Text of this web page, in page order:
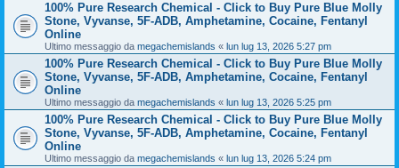
100% Pure Research Chemical - Click to Buy Pure Blue Molly
Stone, Vyvanse, 5F-ADB, Amphetamine, Cocaine, Fentanyl
Online
Ultimo messaggio da megachemislands « lun lug 13, 2026 5:27 pm
100% Pure Research Chemical - Click to Buy Pure Blue Molly
Stone, Vyvanse, 5F-ADB, Amphetamine, Cocaine, Fentanyl
Online
Ultimo messaggio da megachemislands « lun lug 13, 2026 5:25 pm
100% Pure Research Chemical - Click to Buy Pure Blue Molly
Stone, Vyvanse, 5F-ADB, Amphetamine, Cocaine, Fentanyl
Online
Ultimo messaggio da megachemislands « lun lug 13, 2026 5:24 pm